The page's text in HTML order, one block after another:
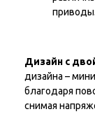
приводы.
Дизайн с
дизайна –
благодаря
снимая